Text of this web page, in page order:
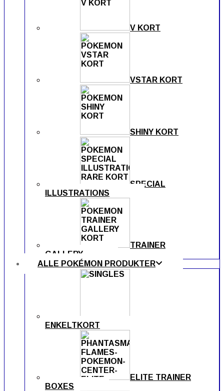
V KORT
VSTAR KORT
SHINY KORT
SPECIAL
ILLUSTRATIONS
TRAINER
GALLERY
ALLE POKÉMON PRODUKTER
ENKELTKORT
ELITE TRAINER
BOXES